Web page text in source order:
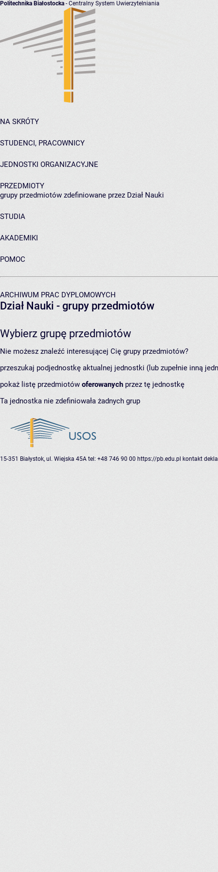
Politechnika Białostocka - Centralny System Uwierzytelniania
NA SKRÓTY
STUDENCI, PRACOWNICY
JEDNOSTKI ORGANIZACYJNE
PRZEDMIOTY
grupy przedmiotów zdefiniowane przez Dział Nauki
STUDIA
AKADEMIKI
POMOC
ARCHIWUM PRAC DYPLOMOWYCH
Dział Nauki - grupy przedmiotów
Wybierz grupę przedmiotów
Nie możesz znaleźć interesującej Cię grupy przedmiotów?
przeszukaj podjednostkę aktualnej jednostki (lub zupełnie inną
pokaż listę przedmiotów oferowanych przez tę jednostkę
Ta jednostka nie zdefiniowała żadnych grup
15-351 Białystok, ul. Wiejska 45A tel: +48 746 90 00 https://pb.edu.pl kontakt